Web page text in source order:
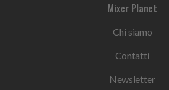
Mixer Planet
Chi siamo
Contatti
Newsletter